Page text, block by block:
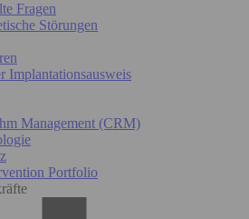
Fragen
Störungen
Implantationsausweis
Management (CRM)
Portfolio